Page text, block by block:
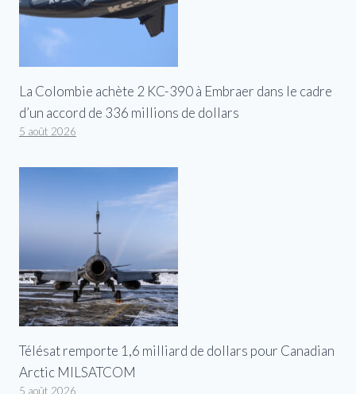
La Colombie achète 2 KC-390 à Embraer dans le cadre
d’un accord de 336 millions de dollars
5 août 2026
Télésat remporte 1,6 milliard de dollars pour Canadian
Arctic MILSATCOM
5 août 2026